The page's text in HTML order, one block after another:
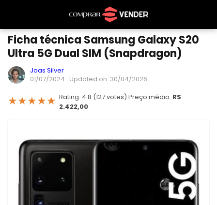
Ficha técnica Samsung Galaxy S20
Ultra 5G Dual SIM (Snapdragon)
Joas Silver
01/07/2024 · Updated on: 30/04/2026
★★★★★ Rating: 4.8 (127 votes) Preço médio: R$
2.422,00